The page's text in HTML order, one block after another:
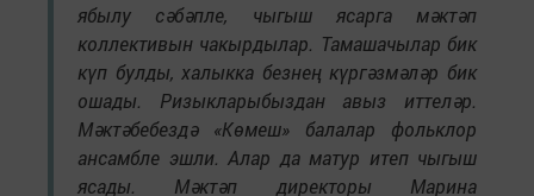
ябылу сәбәпле, чыгыш ясарга мәктәп
коллективын чакырдылар. Тамашачылар бик
күп булды, халыкка безнең күргәзмәләр бик
ошады. Ризыкларыбыздан авыз иттеләр.
Мәктәбебездә «Көмеш» балалар фольклор
ансамбле эшли. Алар да матур итеп чыгыш
ясады. Мәктәп директоры Марина